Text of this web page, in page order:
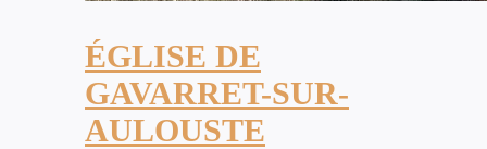
ÉGLISE DE
GAVARRET-SUR-
AULOUSTE